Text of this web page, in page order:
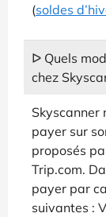
(soldes
ᐅ Quels
chez
Skyscanner
payer sur
proposés
Trip.com.
payer par
suivantes :